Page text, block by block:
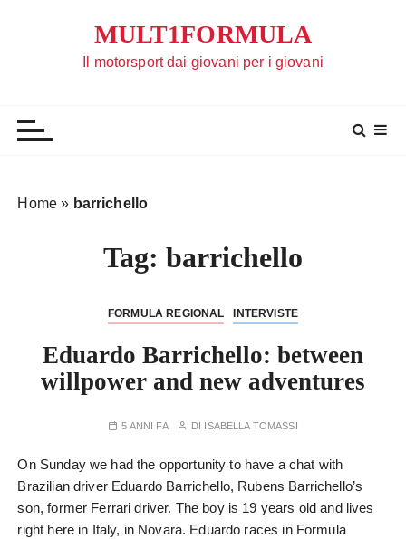
MULT1FORMULA
Il motorsport dai giovani per i giovani
Home » barrichello
Tag: barrichello
FORMULA REGIONAL INTERVISTE
Eduardo Barrichello: between
willpower and new adventures
5 ANNI FA DI ISABELLA TOMASSI
On Sunday we had the opportunity to have a chat with
Brazilian driver Eduardo Barrichello, Rubens Barrichello’s
son, former Ferrari driver. The boy is 19 years old and lives
right here in Italy, in Novara. Eduardo races in Formula